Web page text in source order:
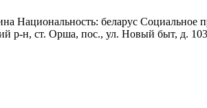
беларус Социальное
н, ст. Орша, пос., ул. Новый быт, д.